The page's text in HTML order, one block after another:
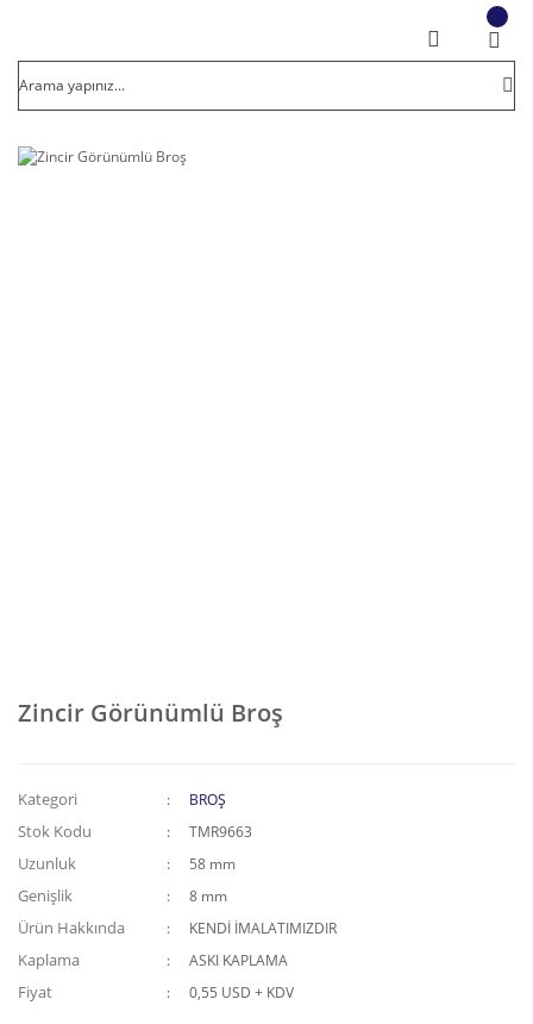
Zincir Görünümlü Broş
Kategori BROŞ
Stok Kodu TMR9663
Uzunluk 58 mm
Genişlik 8 mm
Ürün Hakkında KENDİ İMALATIMIZDIR
Kaplama ASKI KAPLAMA
Fiyat 0,55 USD + KDV